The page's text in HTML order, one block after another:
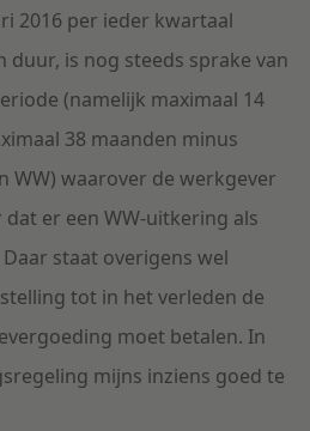
2016 per ieder kwartaal
is nog steeds sprake van
(namelijk maximaal 14
38 maanden minus
WW) waarover de werkgever
er een WW-uitkering als
staat overigens wel
tot in het verleden de
moet betalen. In
mijns inziens goed te